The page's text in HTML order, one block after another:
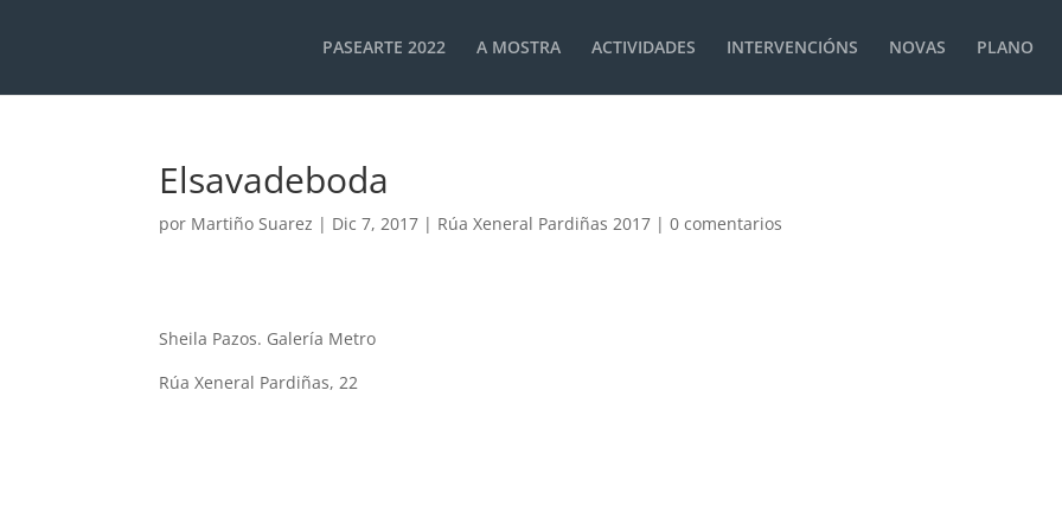
PASEARTE 2022 A MOSTRA ACTIVIDADES INTERVENCIÓNS NOVAS PLANO
Elsavadeboda
por Martiño Suarez | Dic 7, 2017 | Rúa Xeneral Pardiñas 2017 |0 comentarios
Sheila Pazos. Galería Metro
Rúa Xeneral Pardiñas, 22